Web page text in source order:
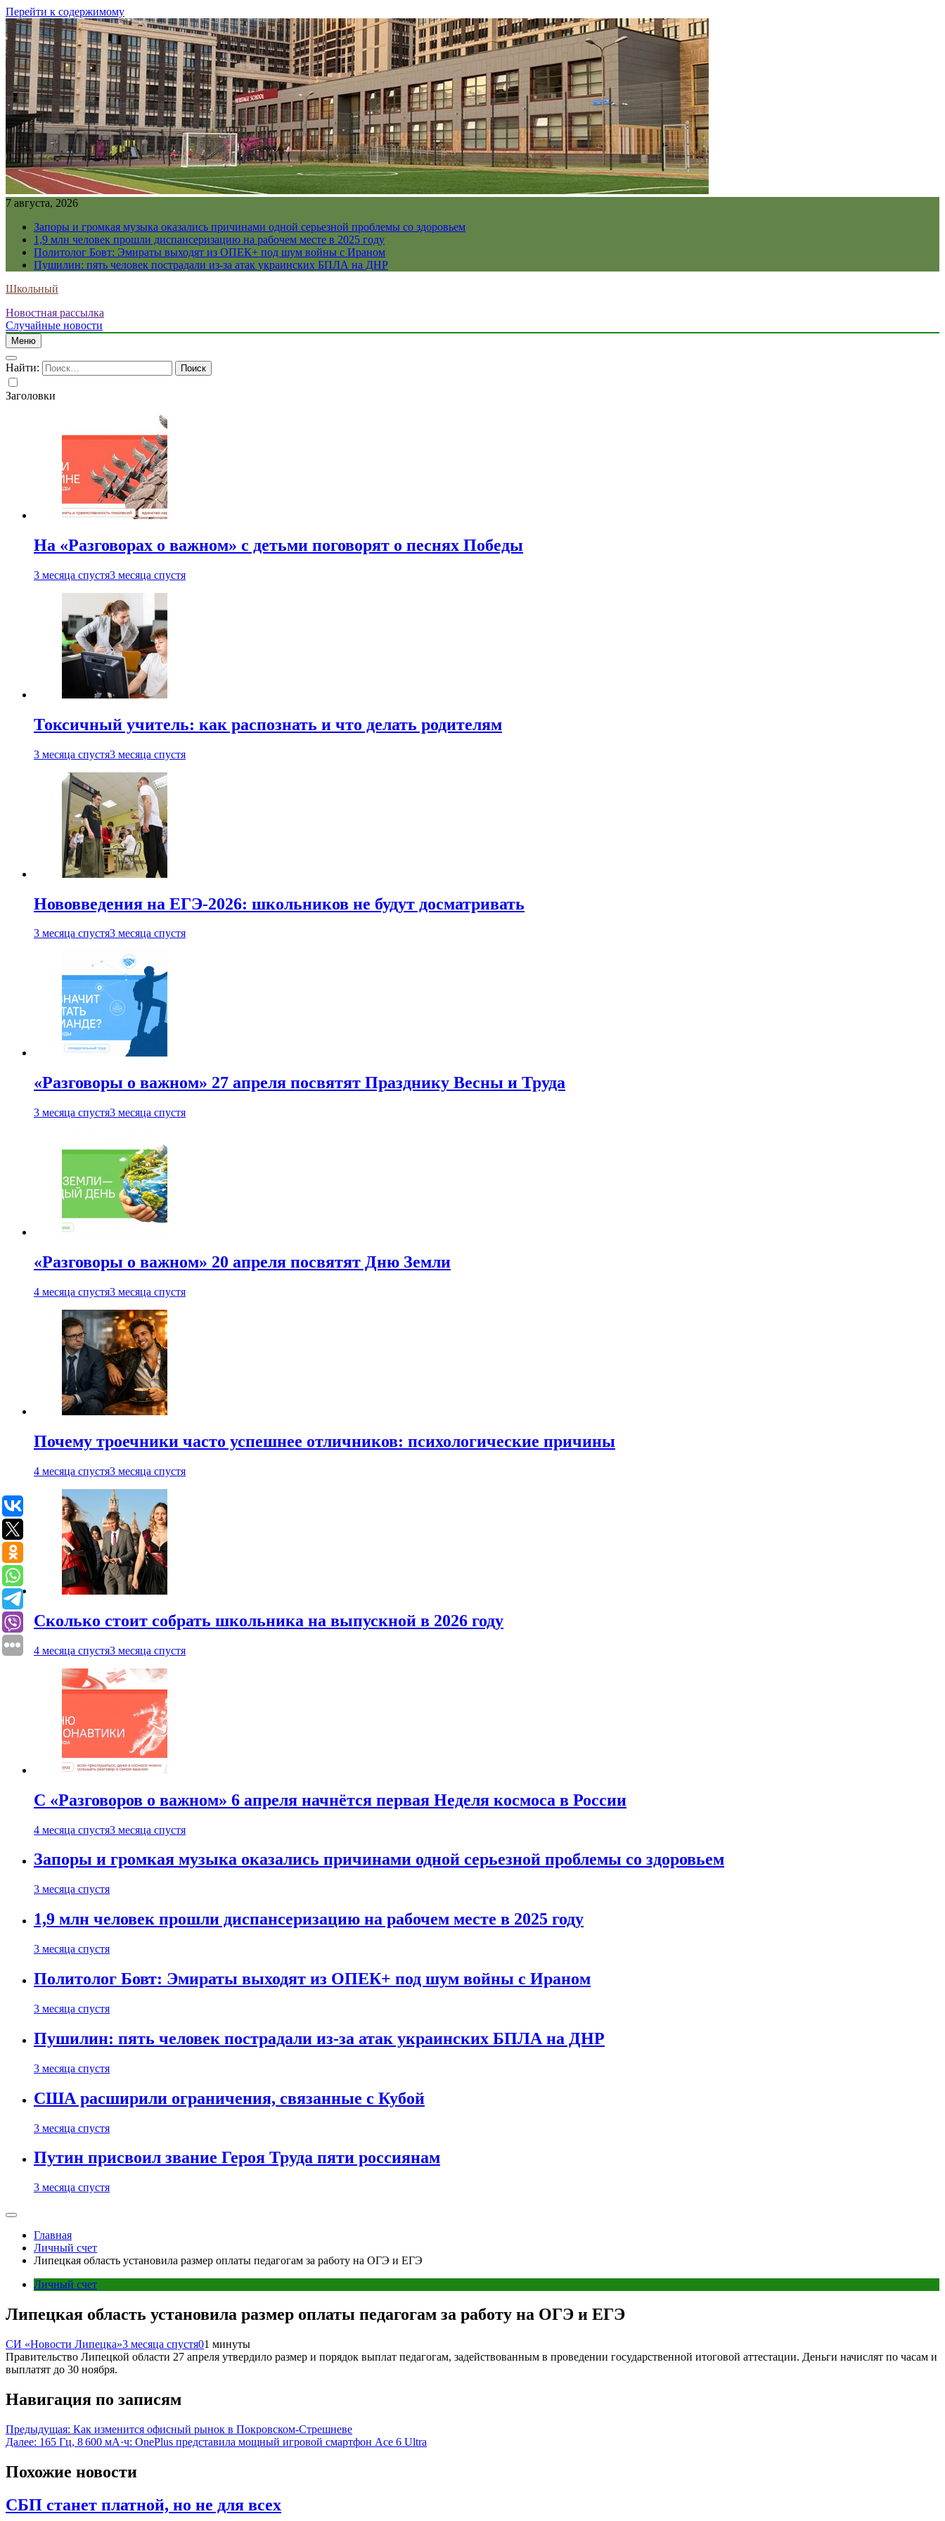
Перейти к содержимому
7 августа, 2026
Запоры и громкая музыка оказались причинами одной серьезной проблемы со здоровьем
1,9 млн человек прошли диспансеризацию на рабочем месте в 2025 году
Политолог Бовт: Эмираты выходят из ОПЕК+ под шум войны с Ираном
Пушилин: пять человек пострадали из-за атак украинских БПЛА на ДНР
Школьный
Новостная рассылка
Случайные новости
Меню
Найти:
Заголовки
На «Разговорах о важном» с детьми поговорят о песнях Победы
3 месяца спустя3 месяца спустя
Токсичный учитель: как распознать и что делать родителям
3 месяца спустя3 месяца спустя
Нововведения на ЕГЭ-2026: школьников не будут досматривать
3 месяца спустя3 месяца спустя
«Разговоры о важном» 27 апреля посвятят Празднику Весны и Труда
3 месяца спустя3 месяца спустя
«Разговоры о важном» 20 апреля посвятят Дню Земли
4 месяца спустя3 месяца спустя
Почему троечники часто успешнее отличников: психологические причины
4 месяца спустя3 месяца спустя
Сколько стоит собрать школьника на выпускной в 2026 году
4 месяца спустя3 месяца спустя
С «Разговоров о важном» 6 апреля начнётся первая Неделя космоса в России
4 месяца спустя3 месяца спустя
Запоры и громкая музыка оказались причинами одной серьезной проблемы со здоровьем
3 месяца спустя
1,9 млн человек прошли диспансеризацию на рабочем месте в 2025 году
3 месяца спустя
Политолог Бовт: Эмираты выходят из ОПЕК+ под шум войны с Ираном
3 месяца спустя
Пушилин: пять человек пострадали из-за атак украинских БПЛА на ДНР
3 месяца спустя
США расширили ограничения, связанные с Кубой
3 месяца спустя
Путин присвоил звание Героя Труда пяти россиянам
3 месяца спустя
Главная
Личный счет
Липецкая область установила размер оплаты педагогам за работу на ОГЭ и ЕГЭ
Личный счет
Липецкая область установила размер оплаты педагогам за работу на ОГЭ и ЕГЭ
СИ «Новости Липецка»3 месяца спустя01 минуты
Правительство Липецкой области 27 апреля утвердило размер и порядок выплат педагогам, задействованным в проведении государственной итоговой аттестации. Деньги начислят по часам и
выплатят до 30 ноября.
Навигация по записям
Предыдущая: Как изменится офисный рынок в Покровском-Стрешневе
Далее: 165 Гц, 8 600 мА·ч: OnePlus представила мощный игровой смартфон Ace 6 Ultra
Похожие новости
СБП станет платной, но не для всех